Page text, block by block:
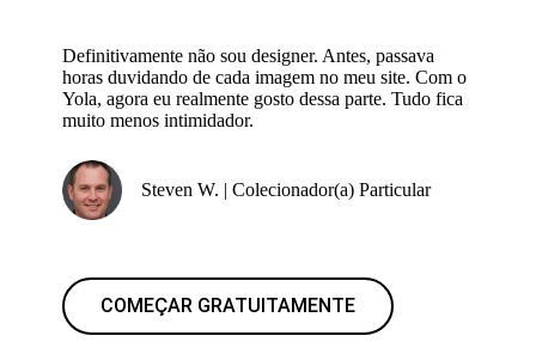
Definitivamente não sou designer. Antes, passava
horas duvidando de cada imagem no meu site. Com o
Yola, agora eu realmente gosto dessa parte. Tudo fica
muito menos intimidador.
Steven W. | Colecionador(a) Particular
COMEÇAR GRATUITAMENTE